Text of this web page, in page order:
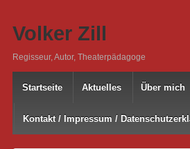
Volker Zill
Regisseur, Autor, Theaterpädagoge
Startseite Aktuelles Über mich
Kontakt / Impressum /